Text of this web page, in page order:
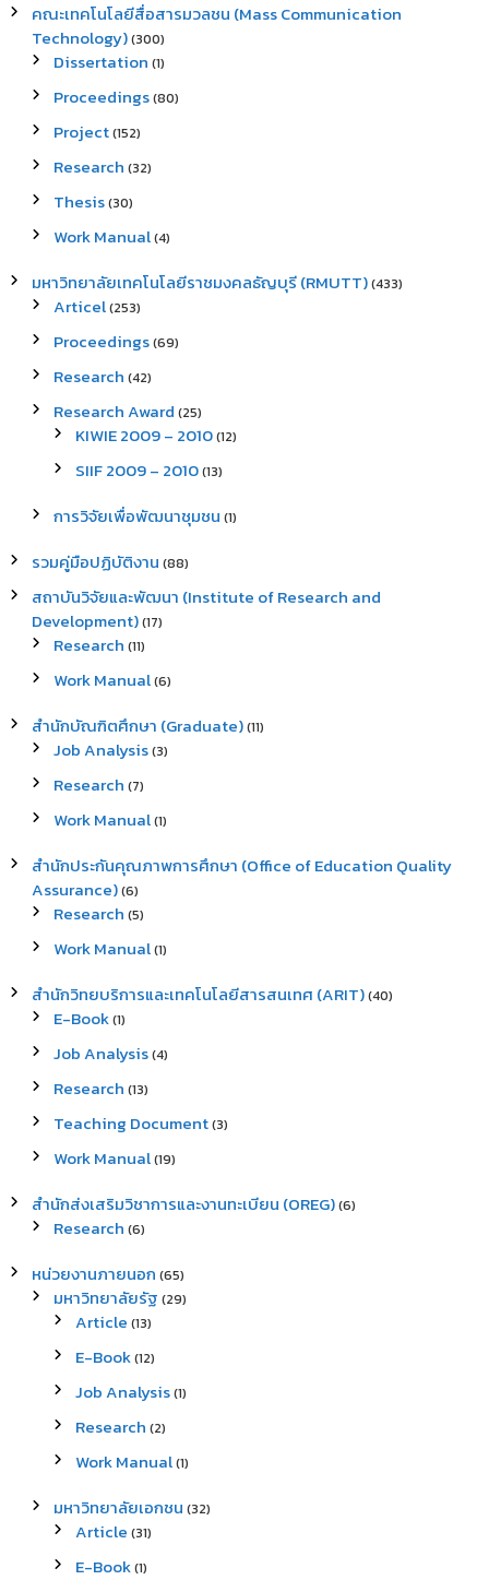
คณะเทคโนโลยีสื่อสารมวลชน (Mass Communication
Technology)(300)
Dissertation (1)
Proceedings(80)
Project(152)
Research (32)
Thesis(30)
Work Manual(4)
มหาวิทยาลัยเทคโนโลยีราชมงคลธัญบุรี (RMUTT)(433)
Articel(253)
Proceedings(69)
Research (42)
Research Award (25)
KIWIE 2009 – 2010(12)
SIIF 2009 – 2010(13)
การวิจัยเพื่อพัฒนาชุมชน (1)
รวมคู่มือปฏิบัติงาน (88)
สถาบันวิจัยและพัฒนา (Institute of Research and
Development)(17)
Research (11)
Work Manual(6)
สำนักบัณฑิตศึกษา (Graduate)(11)
Job Analysis(3)
Research (7)
Work Manual(1)
สำนักประกันคุณภาพการศึกษา (Office of Education Quality
Assurance)(6)
Research (5)
Work Manual(1)
สำนักวิทยบริการและเทคโนโลยีสารสนเทศ (ARIT)(40)
E-Book(1)
Job Analysis(4)
Research (13)
Teaching Document(3)
Work Manual(19)
สำนักส่งเสริมวิชาการและงานทะเบียน (OREG)(6)
Research (6)
หน่วยงานภายนอก (65)
มหาวิทยาลัยรัฐ (29)
Article (13)
E-Book(12)
Job Analysis(1)
Research (2)
Work Manual(1)
มหาวิทยาลัยเอกชน (32)
Article (31)
E-Book(1)